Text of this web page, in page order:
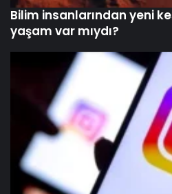
Bilim insanlarından yeni
yaşam var mıydı?